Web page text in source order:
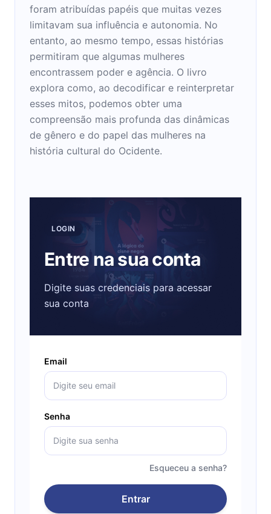
foram atribuídas papéis que muitas vezes
limitavam sua influência e autonomia. No
entanto, ao mesmo tempo, essas histórias
permitiram que algumas mulheres
encontrassem poder e agência. O livro
explora como, ao decodificar e reinterpretar
esses mitos, podemos obter uma
compreensão mais profunda das dinâmicas
de gênero e do papel das mulheres na
história cultural do Ocidente.
LOGIN
Entre na sua conta
Digite suas credenciais para acessar
sua conta
Email
Senha
Esqueceu a senha?
Entrar